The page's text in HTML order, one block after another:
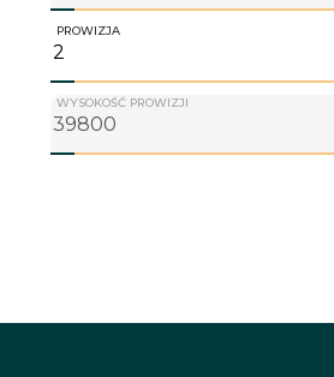
PROWIZJA
WYSOKOŚĆ PROWIZJI